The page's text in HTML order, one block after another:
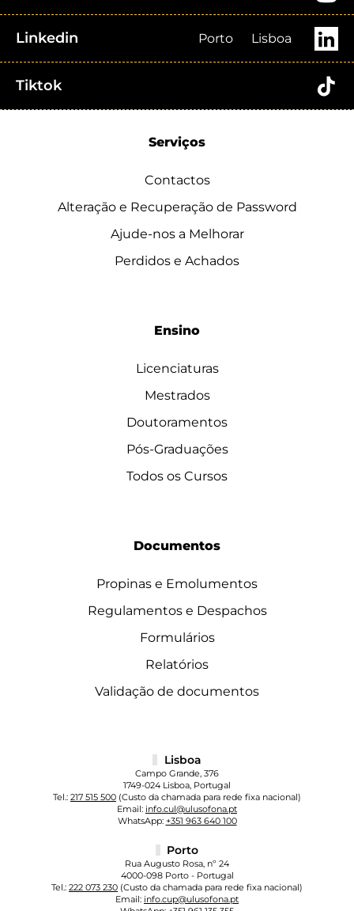
Linkedin Porto Lisboa
Tiktok
Serviços
Contactos
Alteração e Recuperação de Password
Ajude-nos a Melhorar
Perdidos e Achados
Ensino
Licenciaturas
Mestrados
Doutoramentos
Pós-Graduações
Todos os Cursos
Documentos
Propinas e Emolumentos
Regulamentos e Despachos
Formulários
Relatórios
Validação de documentos
Lisboa
Campo Grande, 376
1749-024 Lisboa, Portugal
Tel.: 217 515 500 (Custo da chamada para rede fixa nacional)
Email: info.cul@ulusofona.pt
WhatsApp: +351 963 640 100
Porto
Rua Augusto Rosa, nº 24
4000-098 Porto - Portugal
Tel.: 222 073 230 (Custo da chamada para rede fixa nacional)
Email: info.cup@ulusofona.pt